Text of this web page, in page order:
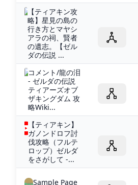
【ティアキン攻
略】星見の島の
行き方とマヤシ
アラの祠、賢者
の遺志。【ゼル
ダの伝説 ...
コメント/龍の泪
- ゼルダの伝説
ティアーズオブ
ザキングダム 攻
略Wiki...
【ティアキン】
ガノンドロフ討
伐攻略（フルテ
ロップ）ゼルダ
をさがして -...
Sample Page